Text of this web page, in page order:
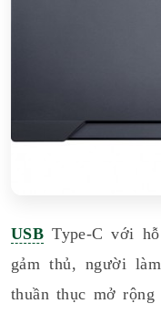
USB Type-C với
gảm thủ, người
thuần thục mở